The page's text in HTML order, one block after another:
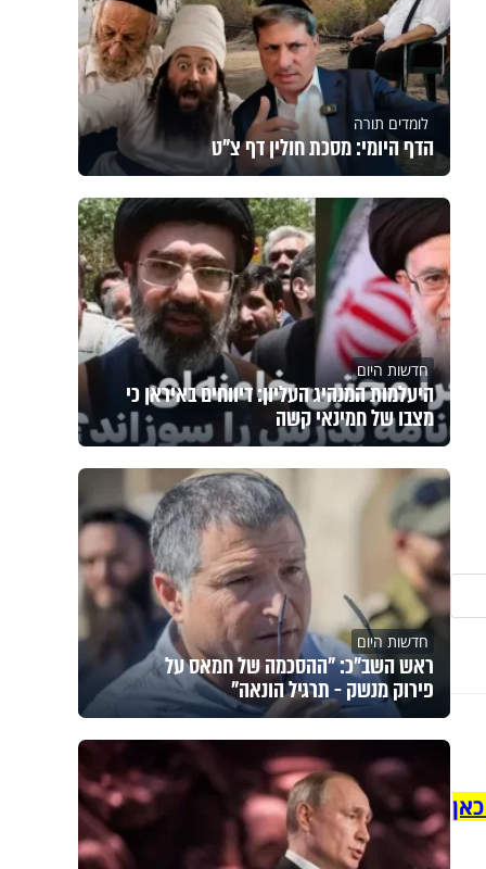
לומדים תורה
הדף היומי: מסכת חולין דף צ"ט
חדשות היום
היעלמות המנהיג העליון: דיווחים באיראן כי
מצבו של חמינאי קשה
חדשות היום
ראש השב"כ: "ההסכמה של חמאס על
פירוק מנשק - תרגיל הונאה"